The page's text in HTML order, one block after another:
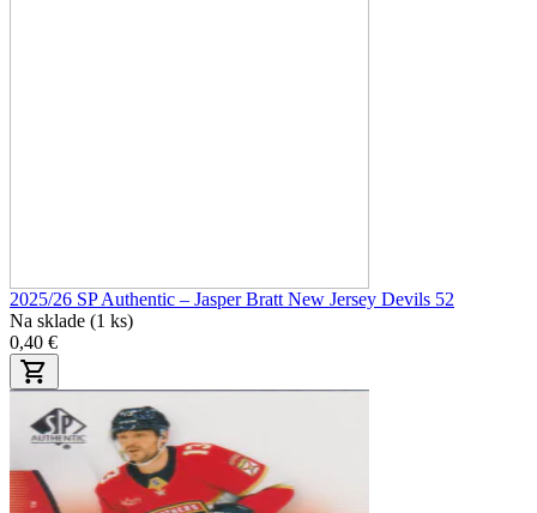
2025/26 SP Authentic – Jasper Bratt New Jersey Devils 52
Na sklade (1 ks)
0,40 €